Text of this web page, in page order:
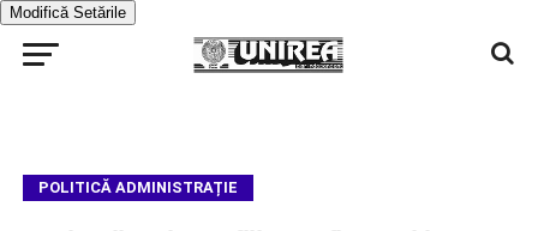
Modifică Setările
POLITICĂ ADMINISTRAȚIE